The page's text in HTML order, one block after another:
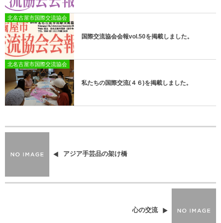
北名古屋市国際交流協会
国際交流協会会報vol.50を掲載しました。
北名古屋市国際交流協会
私たちの国際交流(４６)を掲載しました。
アジア手芸品の架け橋
心の交流